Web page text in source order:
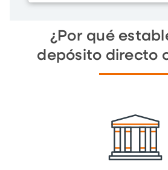
¿Por qué
depósito directo